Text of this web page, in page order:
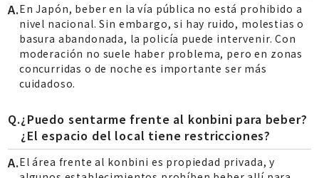
En Japón, beber en la vía pública no está prohibido a
nivel nacional. Sin embargo, si hay ruido, molestias o
basura abandonada, la policía puede intervenir. Con
moderación no suele haber problema, pero en zonas
concurridas o de noche es importante ser más
cuidadoso.
¿Puedo sentarme frente al konbini para beber?
¿El espacio del local tiene restricciones?
El área frente al konbini es propiedad privada, y